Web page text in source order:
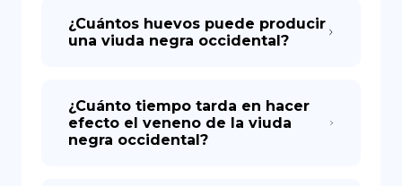
¿Cuántos huevos puede producir
una viuda negra occidental?
¿Cuánto tiempo tarda en hacer
efecto el veneno de la viuda
negra occidental?